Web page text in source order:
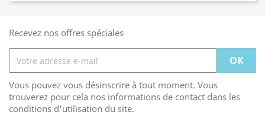
Recevez nos offres spéciales
Vous pouvez vous désinscrire à tout moment. Vous
trouverez pour cela nos informations de contact dans les
conditions d'utilisation du site.